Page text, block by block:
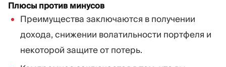
Плюсы против минусов
Преимущества заключаются в получении
дохода, снижении волатильности портфеля и
некоторой защите от потерь.